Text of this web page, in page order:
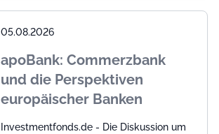
05.08.2026
apoBank: Commerzbank
und die Perspektiven
europäischer Banken
Investmentfonds.de - Die Diskussion um